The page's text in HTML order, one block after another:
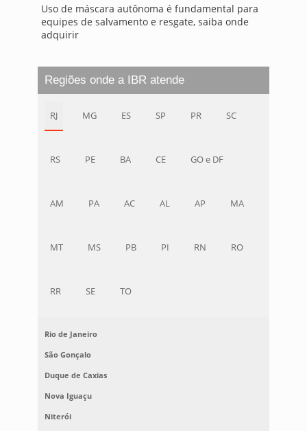
Uso de máscara autônoma é fundamental para
equipes de salvamento e resgate, saiba onde
adquirir
Regiões onde a IBR atende
RJ MG ES SP PR SC
RS PE BA CE GO e DF
AM PA AC AL AP MA
MT MS PB PI RN RO
RR SE TO
Rio de Janeiro
São Gonçalo
Duque de Caxias
Nova Iguaçu
Niterói